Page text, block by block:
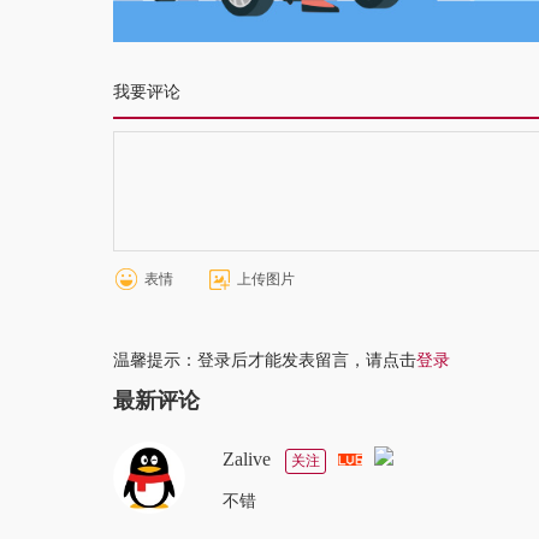
我要评论
表情 上传图片
温馨提示：登录后才能发表留言，请点击登录
最新评论
Zalive 关注
不错